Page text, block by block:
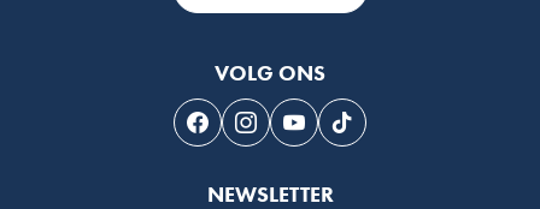
VOLG ONS
Volg ons op Facebook
Volg ons op Instagram
Volg ons op Youtube
Volg ons op Tiktok
NEWSLETTER